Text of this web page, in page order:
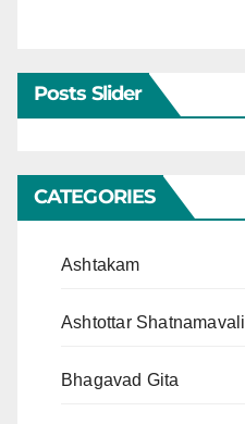
Posts Slider
CATEGORIES
Ashtakam
Ashtottar Shatnamavali
Bhagavad Gita